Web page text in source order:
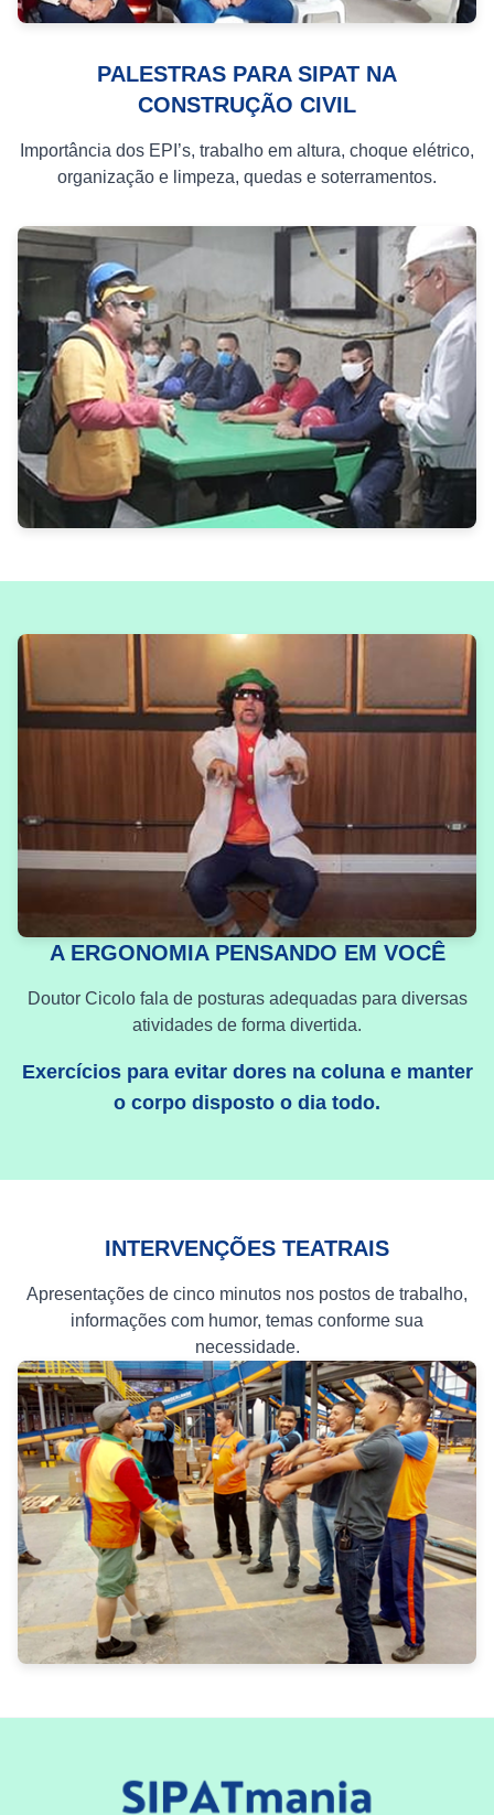
PALESTRAS PARA SIPAT NA
CONSTRUÇÃO CIVIL
Importância dos EPI’s, trabalho em altura, choque elétrico,
organização e limpeza, quedas e soterramentos.
A ERGONOMIA PENSANDO EM VOCÊ
Doutor Cicolo fala de posturas adequadas para diversas
atividades de forma divertida.
Exercícios para evitar dores na coluna e manter
o corpo disposto o dia todo.
INTERVENÇÕES TEATRAIS
Apresentações de cinco minutos nos postos de trabalho,
informações com humor, temas conforme sua
necessidade.